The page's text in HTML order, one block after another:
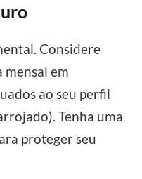
Considere
em
ao seu perfil
Tenha uma
proteger seu